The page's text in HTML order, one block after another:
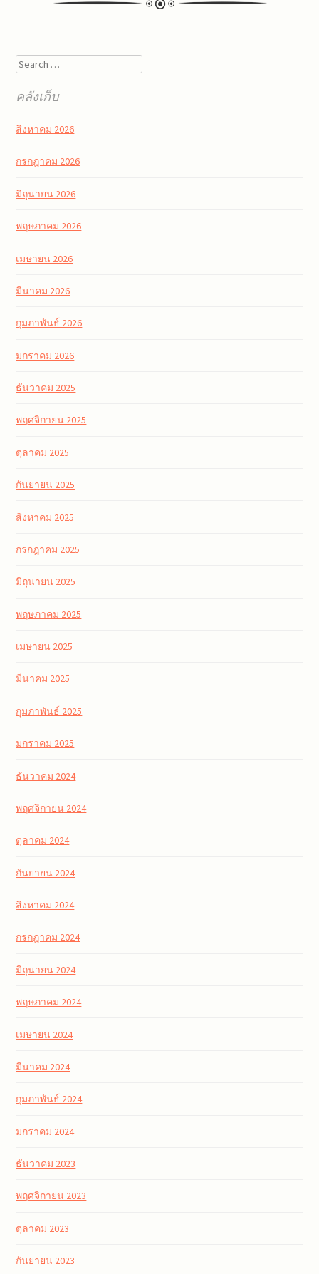
Post
navigation
Search
คลังเก็บ
สิงหาคม 2026
กรกฎาคม 2026
มิถุนายน 2026
พฤษภาคม 2026
เมษายน 2026
มีนาคม 2026
กุมภาพันธ์ 2026
มกราคม 2026
ธันวาคม 2025
พฤศจิกายน 2025
ตุลาคม 2025
กันยายน 2025
สิงหาคม 2025
กรกฎาคม 2025
มิถุนายน 2025
พฤษภาคม 2025
เมษายน 2025
มีนาคม 2025
กุมภาพันธ์ 2025
มกราคม 2025
ธันวาคม 2024
พฤศจิกายน 2024
ตุลาคม 2024
กันยายน 2024
สิงหาคม 2024
กรกฎาคม 2024
มิถุนายน 2024
พฤษภาคม 2024
เมษายน 2024
มีนาคม 2024
กุมภาพันธ์ 2024
มกราคม 2024
ธันวาคม 2023
พฤศจิกายน 2023
ตุลาคม 2023
กันยายน 2023